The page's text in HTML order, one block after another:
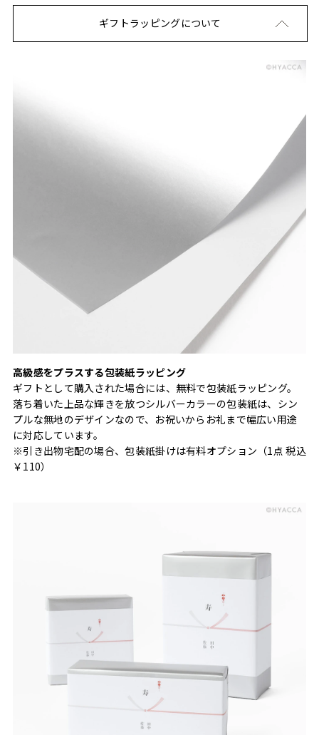
ギフトラッピングについて
高級感をプラスする包装紙ラッピング
ギフトとして購入された場合には、無料で包装紙ラッピング。
落ち着いた上品な輝きを放つシルバーカラーの包装紙は、シン
プルな無地のデザインなので、お祝いからお礼まで幅広い用途
に対応しています。
※引き出物宅配の場合、包装紙掛けは有料オプション（1点 税込
￥110）